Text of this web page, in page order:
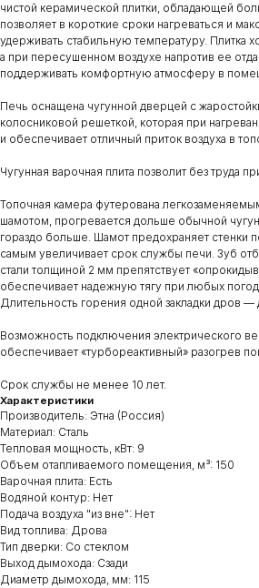
чистой керамической плитки, обладающей
позволяет в короткие сроки нагреваться и
удерживать стабильную температуру. Плитка
а при пересушенном воздухе напротив ее
поддерживать комфортную атмосферу в
Печь оснащена чугунной дверцей с
колосниковой решеткой, которая при
и обеспечивает отличный приток воздуха в
Чугунная варочная плита позволит без труда
Топочная камера футерована
шамотом, прогревается дольше обычной
гораздо больше. Шамот предохраняет стенки
самым увеличивает срок службы печи. Зуб
стали толщиной 2 мм препятствует
обеспечивает надежную тягу при любых
Длительность горения одной закладки дров —
Возможность подключения электрического
обеспечивает «турбореактивный» разогрев
Срок службы не менее 10 лет.
Характеристики
Производитель: Этна (Россия)
Материал: Сталь
Тепловая мощность, кВт: 9
Объем отапливаемого помещения, м³: 150
Варочная плита: Есть
Водяной контур: Нет
Подача воздуха "из вне": Нет
Вид топлива: Дрова
Тип дверки: Со стеклом
Выход дымохода: Сзади
Диаметр дымохода, мм: 115